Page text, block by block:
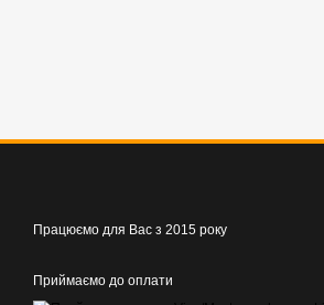
Працюємо для Вас з 2015 року
Приймаємо до оплати